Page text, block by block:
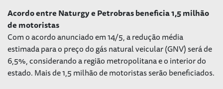
Acordo entre Naturgy e Petrobras beneficia 1,5 milhão
de motoristas
Com o acordo anunciado em 14/5, a redução média
estimada para o preço do gás natural veicular (GNV) será de
6,5%, considerando a região metropolitana e o interior do
estado. Mais de 1,5 milhão de motoristas serão beneficiados.